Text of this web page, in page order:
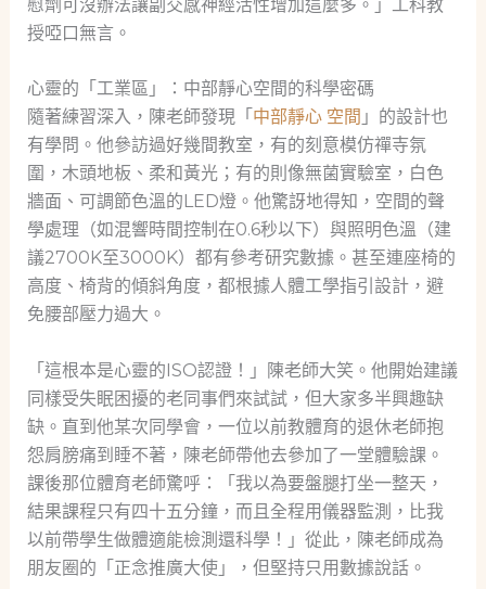
慰劑可沒辦法讓副交感神經活性增加這麼多。」工科教
授啞口無言。
心靈的「工業區」：中部靜心空間的科學密碼
隨著練習深入，陳老師發現「 中部靜心 空間 」的設計也
有學問。他參訪過好幾間教室，有的刻意模仿禪寺氛
圍，木頭地板、柔和黃光；有的則像無菌實驗室，白色
牆面、可調節色溫的LED燈。他驚訝地得知，空間的聲
學處理（如混響時間控制在0.6秒以下）與照明色溫（建
議2700K至3000K）都有參考研究數據。甚至連座椅的
高度、椅背的傾斜角度，都根據人體工學指引設計，避
免腰部壓力過大。
「這根本是心靈的ISO認證！」陳老師大笑。他開始建議
同樣受失眠困擾的老同事們來試試，但大家多半興趣缺
缺。直到他某次同學會，一位以前教體育的退休老師抱
怨肩膀痛到睡不著，陳老師帶他去參加了一堂體驗課。
課後那位體育老師驚呼：「我以為要盤腿打坐一整天，
結果課程只有四十五分鐘，而且全程用儀器監測，比我
以前帶學生做體適能檢測還科學！」從此，陳老師成為
朋友圈的「正念推廣大使」，但堅持只用數據說話。